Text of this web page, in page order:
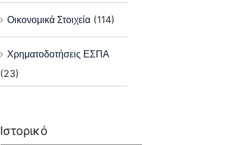
Οικονομικά Στοιχεία (114)
Χρηματοδοτήσεις ΕΣΠΑ
(23)
Ιστορικό